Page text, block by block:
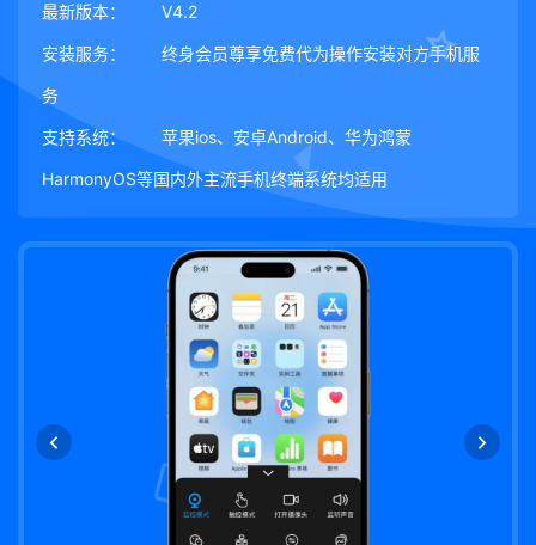
最新版本： V4.2
安装服务： 终身会员尊享免费代为操作安装对方手机服
务
支持系统： 苹果ios、安卓Android、华为鸿蒙
HarmonyOS等国内外主流手机终端系统均适用